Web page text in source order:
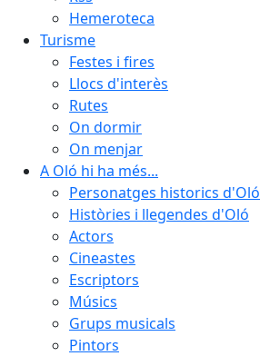
Hemeroteca
Turisme
Festes i fires
Llocs d'interès
Rutes
On dormir
On menjar
A Oló hi ha més...
Personatges historics d'Oló
Històries i llegendes d'Oló
Actors
Cineastes
Escriptors
Músics
Grups musicals
Pintors